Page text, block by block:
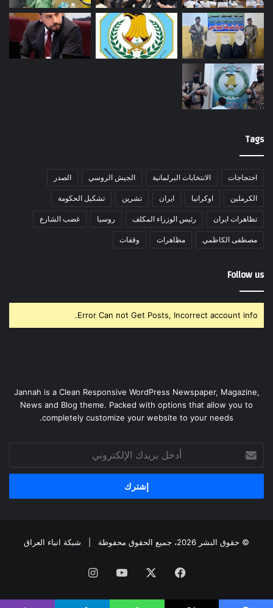
Tags
احتجاجات الانتخابات البرلمانية الجيش الروسي الصدر
الكرملين اوكرانيا ايران تشرين تشكيل الحكومة
تظاهرات ايران رئيس الوزراء المكلف روسيا غضب الشارع
مصطفى الكاظمي مظاهرات وقفات
Follow us
Error Can not Get Posts, Incorrect account info.
Jannah is a Clean Responsive WordPress Newspaper, Magazine,
News and Blog theme. Packed with options that allow you to
completely customize your website to your needs.
بريدك
الإلكتروني
© حقوق النشر 2026، جميع الحقوق محفوظة | شبكة انباء العراق
فيسبوك ‫YouTubeانستقرام